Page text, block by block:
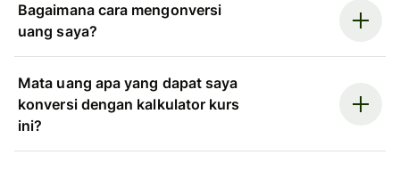
Bagaimana cara mengonversi
uang saya?
Mata uang apa yang dapat saya
konversi dengan kalkulator kurs
ini?